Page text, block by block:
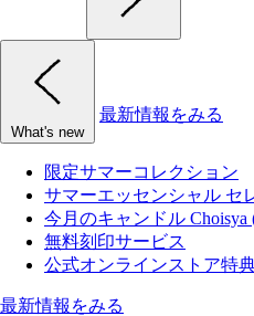
What's new
最新情報をみる
限定サマーコレクション
サマーエッセンシャル セ
今月のキャンドル
無料刻印サービス
公式オンラインストア特
最新情報をみる